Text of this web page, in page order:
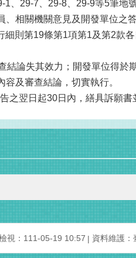
、29-7、29-8、29-9等5筆地
、相關機關意見及開發單位
則第19條第1項第1及第2款
結論失其效力；開發單位得
及審查結論，切實執行。
之翌日起30日內，繕具訴願書
視：111-05-19 10:57 資料維護：